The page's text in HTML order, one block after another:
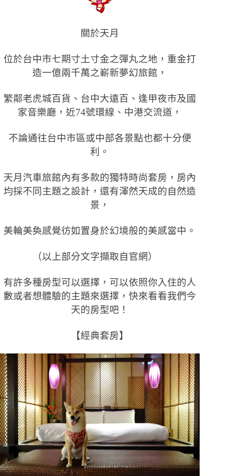
關於天月
位於台中市七期寸土寸金之彈丸之地，重金打
造一億兩千萬之嶄新夢幻旅館，
繁鄰老虎城百貨、台中大遠百、逢甲夜市及國
家音樂廳，近74號環線、中港交流道，
不論通往台中市區或中部各景點也都十分便
利。
天月汽車旅館內有多款的獨特時尚套房，房內
均採不同主題之設計，還有渾然天成的自然造
景，
美輪美奐感覺彷如置身於幻境般的美感當中。
（以上部分文字擷取自官網）
有許多種房型可以選擇，可以依照你入住的人
數或者想體驗的主題來選擇，快來看看我們今
天的房型吧！
【經典套房】